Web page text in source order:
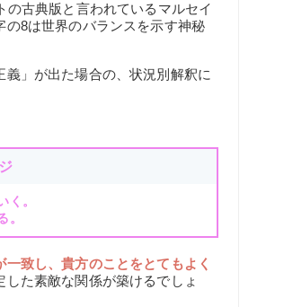
の古典版と言われているマルセイ
8は世界のバランスを示す神秘
」が出た場合の、状況別解釈に
く。
。
一致し、貴方のことをとてもよく
た素敵な関係が築けるでしょ